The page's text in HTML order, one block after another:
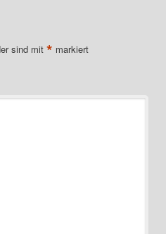
sind mit * markiert